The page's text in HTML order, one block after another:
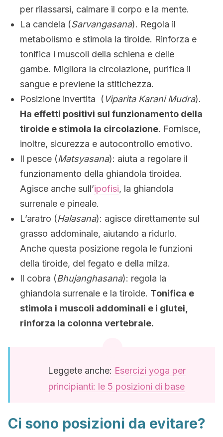
per rilassarsi, calmare il corpo e la mente.
La candela (Sarvangasana). Regola il
metabolismo e stimola la tiroide. Rinforza e
tonifica i muscoli della schiena e delle
gambe. Migliora la circolazione, purifica il
sangue e previene la stitichezza.
Posizione invertita (Viparita Karani Mudra).
Ha effetti positivi sul funzionamento della
tiroide e stimola la circolazione. Fornisce,
inoltre, sicurezza e autocontrollo emotivo.
Il pesce (Matsyasana): aiuta a regolare il
funzionamento della ghiandola tiroidea.
Agisce anche sull’ipofisi, la ghiandola
surrenale e pineale.
L’aratro (Halasana): agisce direttamente sul
grasso addominale, aiutando a ridurlo.
Anche questa posizione regola le funzioni
della tiroide, del fegato e della milza.
Il cobra (Bhujanghasana): regola la
ghiandola surrenale e la tiroide. Tonifica e
stimola i muscoli addominali e i glutei,
rinforza la colonna vertebrale.
Leggete anche: Esercizi yoga per
principianti: le 5 posizioni di base
Ci sono posizioni da evitare?